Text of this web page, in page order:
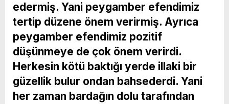
edermiş. Yani peygamber efendimiz
tertip düzene önem verirmiş. Ayrıca
peygamber efendimiz pozitif
düşünmeye de çok önem verirdi.
Herkesin kötü baktığı yerde illaki bir
güzellik bulur ondan bahsederdi. Yani
her zaman bardağın dolu tarafından